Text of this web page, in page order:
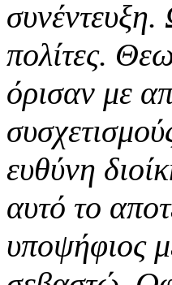
πολίτες.
όρισαν με
ευθύνη
αυτό το
υποψήφιος